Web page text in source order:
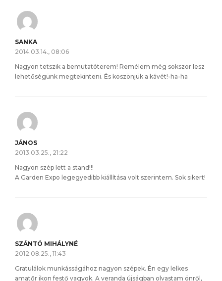
SANKA
2014.03.14., 08:06
Nagyon tetszik a bemutatóterem! Remélem még sokszor lesz
lehetőségünk megtekinteni. És köszönjük a kávét!-ha-ha
JÁNOS
2013.03.25., 21:22
Nagyon szép lett a stand!!!
A Garden Expo legegyedibb kiállítása volt szerintem. Sok sikert!
SZÁNTÓ MIHÁLYNÉ
2012.08.25., 11:43
Gratulálok munkásságához nagyon szépek. Én egy lelkes
amatőr ikon festő vagyok. A veranda újságban olvastam önről,